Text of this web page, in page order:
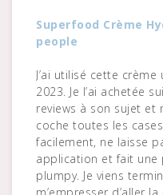
Superfood Crème
people
J’ai utilisé cette
2023. Je l’ai achetée
reviews à son sujet et
coche toutes les
facilement, ne laisse
application et fait une
plumpy. Je viens